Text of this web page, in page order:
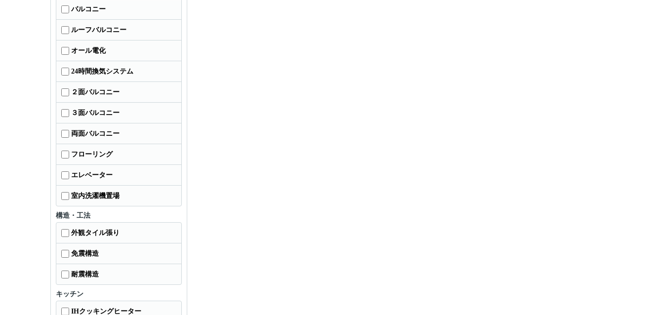
バルコニー
ルーフバルコニー
オール電化
24時間換気システム
２面バルコニー
３面バルコニー
両面バルコニー
フローリング
エレベーター
室内洗濯機置場
構造・工法
外観タイル張り
免震構造
耐震構造
キッチン
IHクッキングヒーター